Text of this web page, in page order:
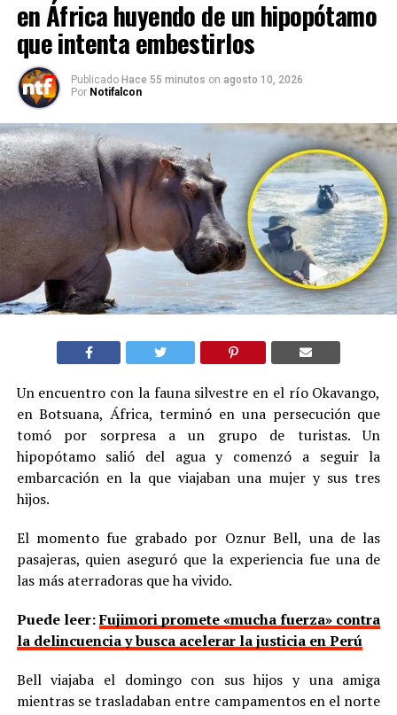
en África huyendo de un hipopótamo
que intenta embestirlos
Publicado Hace 55 minutos on agosto 10, 2026
Por Notifalcon
Un encuentro con la fauna silvestre en el río Okavango,
en Botsuana, África, terminó en una persecución que
tomó por sorpresa a un grupo de turistas. Un
hipopótamo salió del agua y comenzó a seguir la
embarcación en la que viajaban una mujer y sus tres
hijos.
El momento fue grabado por Oznur Bell, una de las
pasajeras, quien aseguró que la experiencia fue una de
las más aterradoras que ha vivido.
Puede leer:Fujimori promete «mucha fuerza» contra
la delincuencia y busca acelerar la justicia en Perú
Bell viajaba el domingo con sus hijos y una amiga
mientras se trasladaban entre campamentos en el norte